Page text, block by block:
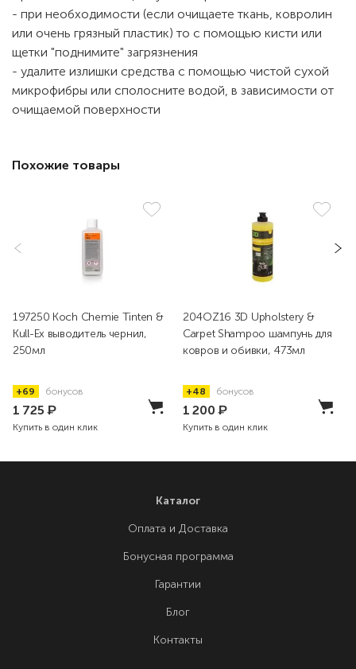
- при необходимости (если очищаете ткань, ковролин
или очень грязный пластик) то с помощью кисти или
щетки "поднимите" загрязнения
- удалите излишки средства с помощью чистой сухой
микрофибры или сполосните водой, в зависимости от
очищаемой поверхности
Похожие товары
197250 Koch Chemie Tinten &
Kull-Ex выводитель чернил,
250мл
+69 бонусов
1 725₽
Купить в один клик
204OZ16 3D Upholstery &
Carpet Shampoo шампунь для
ковров и обивки, 473мл
+48 бонусов
1 200₽
Купить в один клик
Каталог
Оплата и Доставка
Бонусная программа
Гарантии
Блог
Контакты